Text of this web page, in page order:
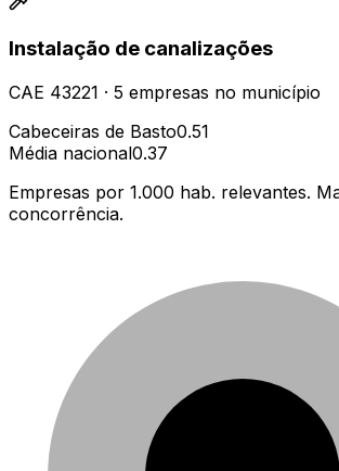
Instalação de canalizações
CAE 43221 · 5 empresas no município
Cabeceiras de Basto0.51
Média nacional0.37
Empresas por 1.000 hab. relevantes.
concorrência.